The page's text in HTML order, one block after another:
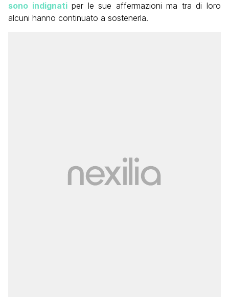
sono indignatiper le sue affermazioni ma tra di loro
alcuni hanno continuato a sostenerla.